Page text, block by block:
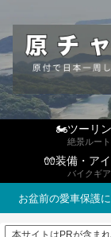
🏍ツーリ
絶景ルート
🧤装備・ア
バイクギア
お盆前の愛車保護